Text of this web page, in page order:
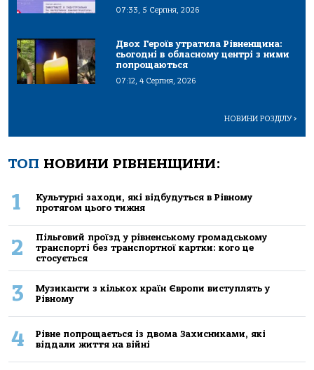
07:33, 5 Серпня, 2026
Двох Героїв утратила Рівненщина:
сьогодні в обласному центрі з ними
попрощаються
07:12, 4 Серпня, 2026
НОВИНИ РОЗДІЛУ>
ТОП НОВИНИ РІВНЕНЩИНИ:
1
Культурні заходи, які відбудуться в Рівному
протягом цього тижня
2
Пільговий проїзд у рівненському громадському
транспорті без транспортної картки: кого це
стосується
3
Музиканти з кількох країн Європи виступлять у
Рівному
4
Рівне попрощається із двома Захисниками, які
віддали життя на війні